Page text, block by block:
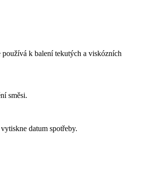
k balení tekutých a viskózních
směsi.
datum spotřeby.